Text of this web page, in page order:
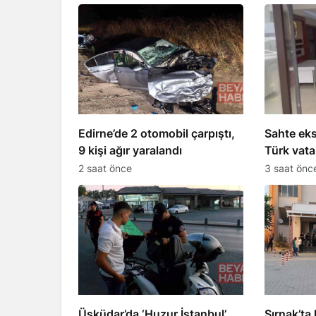
Edirne’de 2 otomobil çarpıştı,
9 kişi ağır yaralandı
2 saat önce
Sahte
Türk
suç
3 saat